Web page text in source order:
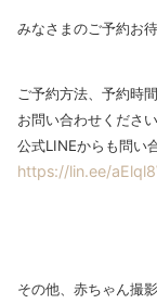
みなさまのご予約お
ご予約方法、予約時
お問い合わせください
公式LINEからも問
https://lin.ee/
その他、赤ちゃん撮